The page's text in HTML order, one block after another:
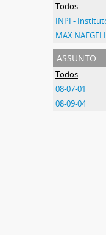
Todos
MAX NAEGELI
assunto
Todos
08-07-01
08-09-04